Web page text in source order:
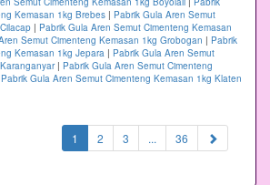
Kemasan 1kg Brebes | Pabrik Gula Aren Semut
| Pabrik Gula Aren Semut Cimenteng Kemasan
Semut Cimenteng Kemasan 1kg Grobogan | Pabrik
Kemasan 1kg Jepara | Pabrik Gula Aren Semut
| Pabrik Gula Aren Semut Cimenteng
Pabrik Gula Aren Semut Cimenteng Kemasan 1kg Klaten
1 (current)
2 3 ... 36